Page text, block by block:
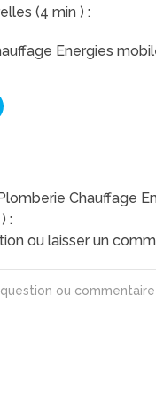
(4 min ) :
Energies
Chauffage
:
ou laisser un